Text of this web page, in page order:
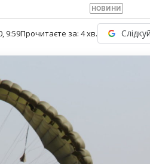
НОВИНИ
9:59Прочитаєте за: 4хв.